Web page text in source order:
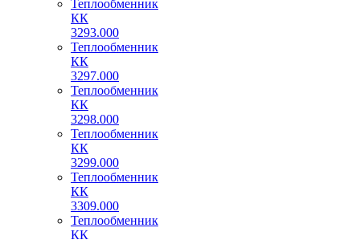
Теплообменник
КК
3293.000
Теплообменник
КК
3297.000
Теплообменник
КК
3298.000
Теплообменник
КК
3299.000
Теплообменник
КК
3309.000
Теплообменник
КК